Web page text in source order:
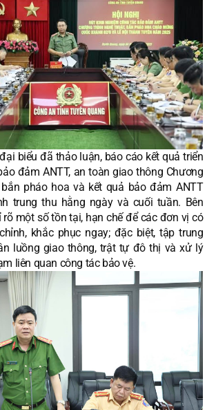
biểu đã thảo luận, báo cáo kết quả triển
đảm ANTT, an toàn giao thông Chương
pháo hoa và kết quả bảo đảm ANTT
trung thu hằng ngày và cuối tuần. Bên
một số tồn tại, hạn chế để các đơn vị có
khắc phục ngay; đặc biệt, tập trung
luồng giao thông, trật tự đô thị và xử lý
liên quan công tác bảo vệ.